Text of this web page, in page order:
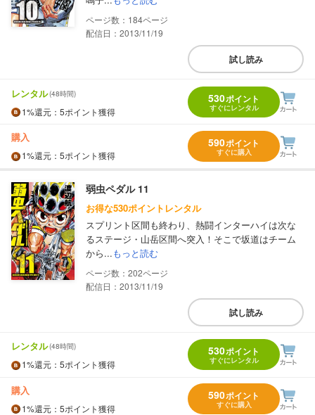
184
配信日：2013/11/19
試し読み
レンタル(48時間)
1%還元 ：5ポイント獲得
530ポイント
すぐにレンタル
購入
1%還元 ：5ポイント獲得
590ポイント
すぐに購入
弱虫ペダル 11
お得な530ポイントレンタル
スプリント区間も終わり、熱闘インターハイは次な
るステージ・山岳区間へ突入！そこで坂道はチーム
から...もっと読む
202
配信日：2013/11/19
試し読み
レンタル(48時間)
1%還元 ：5ポイント獲得
530ポイント
すぐにレンタル
購入
1%還元 ：5ポイント獲得
590ポイント
すぐに購入